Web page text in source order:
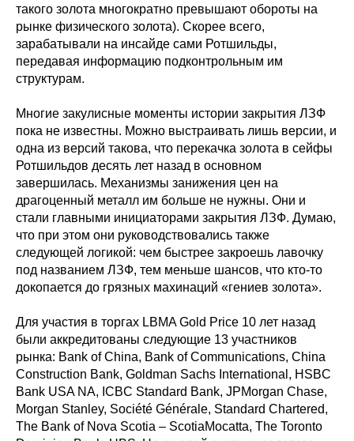
такого золота многократно превышают обороты на
рынке физического золота). Скорее всего,
зарабатывали на инсайде сами Ротшильды,
передавая информацию подконтрольным им
структурам.
Многие закулисные моменты истории закрытия ЛЗФ
пока не известны. Можно выстраивать лишь версии, и
одна из версий такова, что перекачка золота в сейфы
Ротшильдов десять лет назад в основном
завершилась. Механизмы занижения цен на
драгоценный металл им больше не нужны. Они и
стали главными инициаторами закрытия ЛЗФ. Думаю,
что при этом они руководствовались также
следующей логикой: чем быстрее закроешь лавочку
под названием ЛЗФ, тем меньше шансов, что кто-то
докопается до грязных махинаций «гениев золота».
Для участия в торгах LBMA Gold Price 10 лет назад
были аккредитованы следующие 13 участников
рынка: Bank of China, Bank of Communications, China
Construction Bank, Goldman Sachs International, HSBC
Bank USA NA, ICBC Standard Bank, JPMorgan Chase,
Morgan Stanley, Société Générale, Standard Chartered,
The Bank of Nova Scotia – ScotiaMocatta, The Toronto